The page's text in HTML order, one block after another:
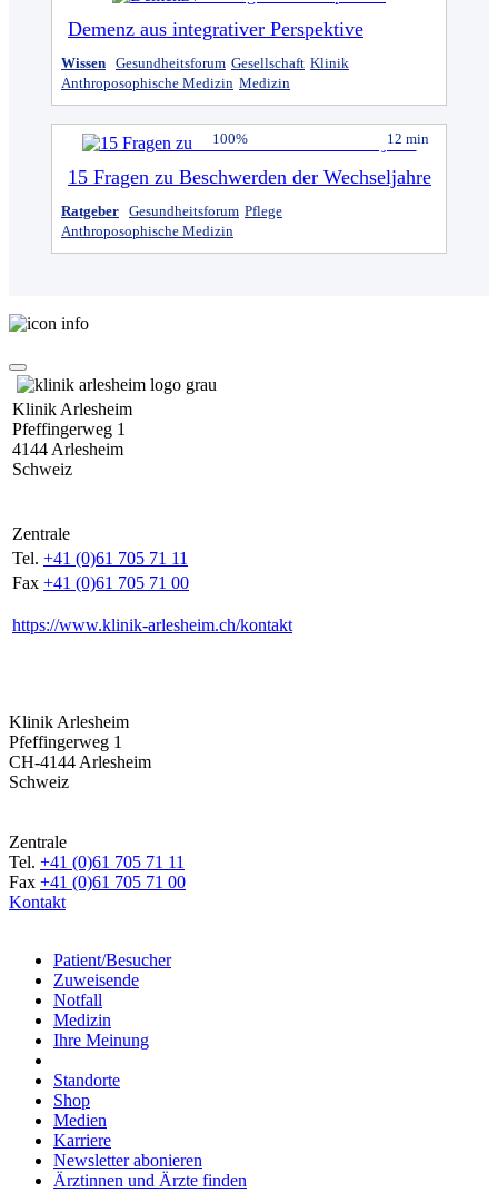
Demenz aus integrativer Perspektive
Wissen Gesundheitsforum Gesellschaft Klinik
Anthroposophische Medizin Medizin
100% 12 min
15 Fragen zu Beschwerden der Wechseljahre
Ratgeber Gesundheitsforum Pflege
Anthroposophische Medizin
Klinik Arlesheim
Pfeffingerweg 1
4144 Arlesheim
Schweiz
Zentrale
Tel. +41 (0)61 705 71 11
Fax +41 (0)61 705 71 00
https://www.klinik-arlesheim.ch/kontakt
Klinik Arlesheim
Pfeffingerweg 1
CH-4144 Arlesheim
Schweiz
Zentrale
Tel. +41 (0)61 705 71 11
Fax +41 (0)61 705 71 00
Kontakt
Patient/Besucher
Zuweisende
Notfall
Medizin
Ihre Meinung
Standorte
Shop
Medien
Karriere
Newsletter abonieren
Ärztinnen und Ärzte finden